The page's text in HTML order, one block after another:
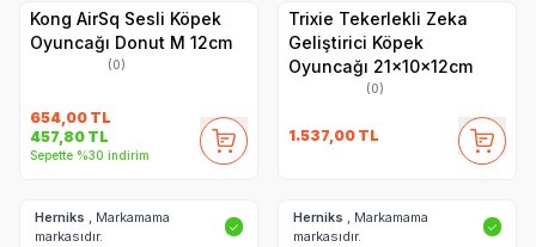
Kong AirSq Sesli Köpek
Oyuncağı Donut M 12cm
(0)
654,00 TL
457,80 TL
Sepette %30 indirim
Trixie Tekerlekli Zeka
Geliştirici Köpek
Oyuncağı 21x10x12cm
(0)
1.537,00 TL
Herniks , Markamama
markasıdır.
✓
Herniks , Markamama
markasıdır.
✓